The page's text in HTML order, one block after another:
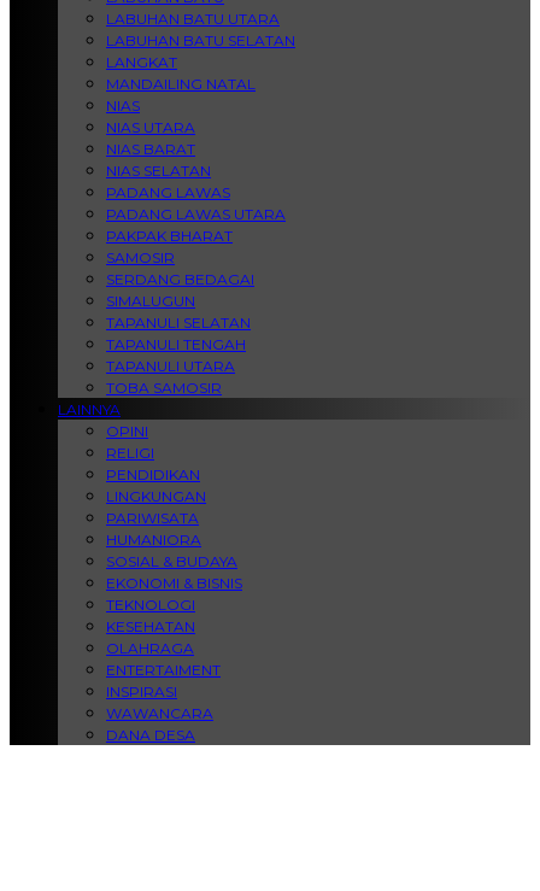
LABUHAN BATU UTARA
LABUHAN BATU SELATAN
LANGKAT
MANDAILING NATAL
NIAS
NIAS UTARA
NIAS BARAT
NIAS SELATAN
PADANG LAWAS
PADANG LAWAS UTARA
PAKPAK BHARAT
SAMOSIR
SERDANG BEDAGAI
SIMALUGUN
TAPANULI SELATAN
TAPANULI TENGAH
TAPANULI UTARA
TOBA SAMOSIR
LAINNYA
OPINI
RELIGI
PENDIDIKAN
LINGKUNGAN
PARIWISATA
HUMANIORA
SOSIAL & BUDAYA
EKONOMI & BISNIS
TEKNOLOGI
KESEHATAN
OLAHRAGA
ENTERTAIMENT
INSPIRASI
WAWANCARA
DANA DESA